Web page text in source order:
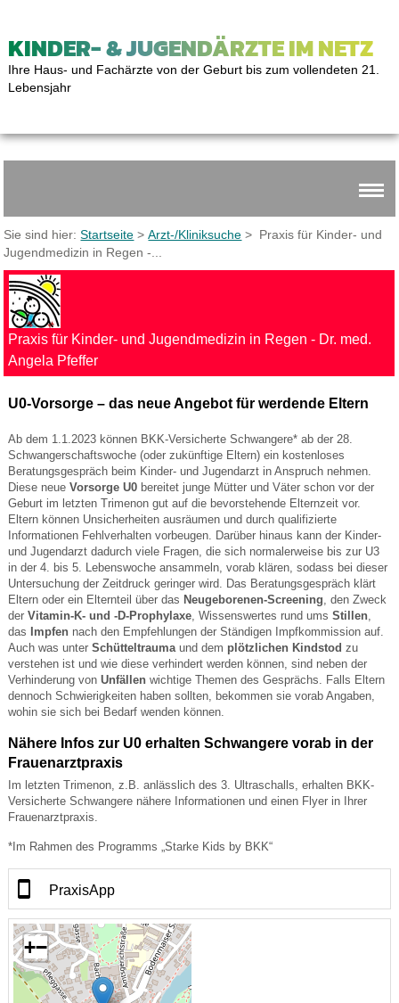
KINDER- & JUGENDÄRZTE IM NETZ
Ihre Haus- und Fachärzte von der Geburt bis zum vollendeten 21.
Lebensjahr
Sie sind hier:Startseite >Arzt-/Kliniksuche > Praxis für Kinder- und
Jugendmedizin in Regen -...
Praxis für Kinder- und Jugendmedizin in Regen - Dr. med.
Angela Pfeffer
U0-Vorsorge – das neue Angebot für werdende Eltern
Ab dem 1.1.2023 können BKK-Versicherte Schwangere* ab der 28.
Schwangerschaftswoche (oder zukünftige Eltern) ein kostenloses
Beratungsgespräch beim Kinder- und Jugendarzt in Anspruch nehmen.
Diese neue Vorsorge U0bereitet junge Mütter und Väter schon vor der
Geburt im letzten Trimenon gut auf die bevorstehende Elternzeit vor.
Eltern können Unsicherheiten ausräumen und durch qualifizierte
Informationen Fehlverhalten vorbeugen. Darüber hinaus kann der Kinder-
und Jugendarzt dadurch viele Fragen, die sich normalerweise bis zur U3
in der 4. bis 5. Lebenswoche ansammeln, vorab klären, sodass bei dieser
Untersuchung der Zeitdruck geringer wird. Das Beratungsgespräch klärt
Eltern oder ein Elternteil über das Neugeborenen-Screening , den Zweck
der Vitamin-K- und -D-Prophylaxe, Wissenswertes rund ums Stillen,
das
Impfennach den Empfehlungen der Ständigen Impfkommission auf.
Auch was unter Schütteltraumaund dem plötzlichen Kindstod zu
verstehen ist und wie diese verhindert werden können, sind neben der
Verhinderung von Unfällenwichtige Themen des Gesprächs. Falls Eltern
dennoch Schwierigkeiten haben sollten, bekommen sie vorab Angaben,
wohin sie sich bei Bedarf wenden können.
Nähere Infos zur U0 erhalten Schwangere vorab in der
Frauenarztpraxis
Im letzten Trimenon, z.B. anlässlich des 3. Ultraschalls, erhalten BKK-
Versicherte Schwangere nähere Informationen und einen Flyer in Ihrer
Frauenarztpraxis.
*Im Rahmen des Programms „Starke Kids by BKK“
PraxisApp
+−